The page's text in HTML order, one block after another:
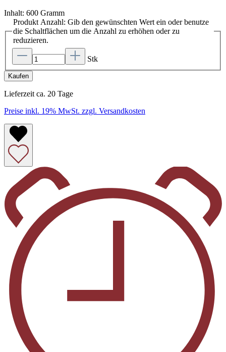
Inhalt: 600 Gramm
Produkt Anzahl: Gib den gewünschten Wert ein oder benutze
die Schaltflächen um die Anzahl zu erhöhen oder zu
reduzieren.
Stk
Kaufen
Lieferzeit ca. 20 Tage
Preise inkl. 19% MwSt. zzgl. Versandkosten